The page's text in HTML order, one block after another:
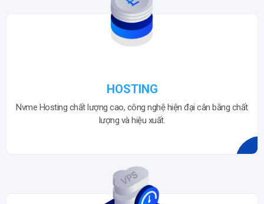
HOSTING
Nvme Hosting chất lượng cao, công nghệ hiện đại cân bằng chất
lượng và hiệu xuất.